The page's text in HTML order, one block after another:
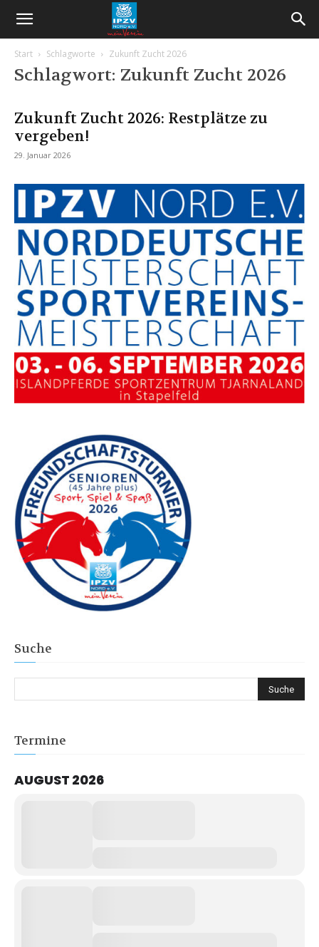
Start Schlagworte Zukunft Zucht 2026
Schlagwort: Zukunft Zucht 2026
Zukunft Zucht 2026: Restplätze zu
vergeben!
29. Januar 2026
Suche
Termine
AUGUST 2026